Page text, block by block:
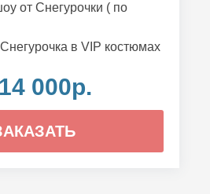
от Снегурочки ( по
в VIP костюмах
14 000р.